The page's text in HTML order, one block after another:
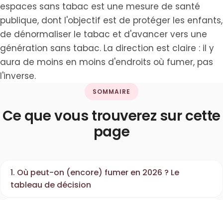
espaces sans tabac est une mesure de santé
publique, dont l'objectif est de protéger les enfants,
de dénormaliser le tabac et d'avancer vers une
génération sans tabac. La direction est claire : il y
aura de moins en moins d'endroits où fumer, pas
l'inverse.
SOMMAIRE
Ce que vous trouverez sur cette
page
1. Où peut-on (encore) fumer en 2026 ? Le
tableau de décision